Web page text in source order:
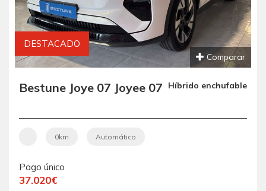
DESTACADO
Comparar
Bestune Joye 07 Joyee 07 Híbrido enchufable
0km Automático
Pago único
37.020€